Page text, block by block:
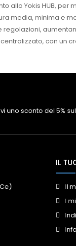
allo Yokis HUB,
media, minima e
regolazioni,
con un
uno sconto del 5%
IL
Il
I